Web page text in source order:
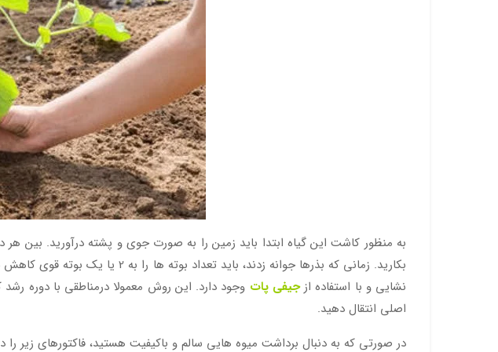
نشایی و با استفاده ازجیفی پات
اصلی انتقال دهید.
در صورتی که به دنبال برداشت میوه هایی سالم و باکیفیت هستید، فاکتورهای زیر